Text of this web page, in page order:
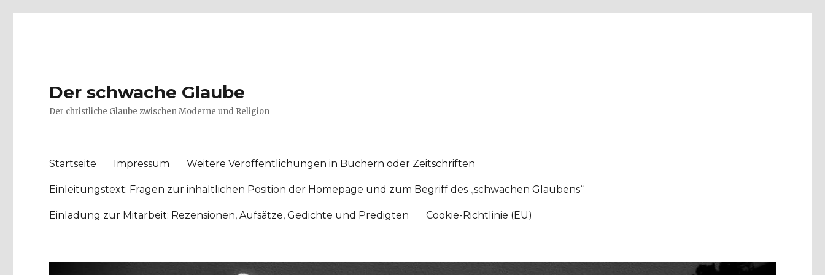
Der schwache Glaube
Der christliche Glaube zwischen Moderne und Religion
Startseite Impressum Weitere Veröffentlichungen in Büchern oder Zeitschriften
Einleitungstext: Fragen zur inhaltlichen Position der Homepage und zum Begriff des „schwachen Glaubens“
Einladung zur Mitarbeit: Rezensionen, Aufsätze, Gedichte und Predigten Cookie-Richtlinie (EU)